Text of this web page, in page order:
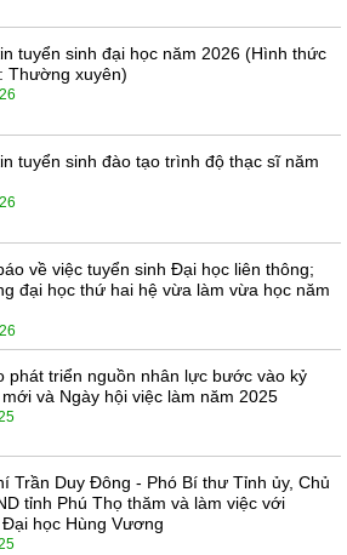
tuyển sinh đại học năm 2026 (Hình thức
Thường xuyên)
tuyển sinh đào tạo trình độ thạc sĩ năm
về việc tuyển sinh Đại học liên thông;
đại học thứ hai hệ vừa làm vừa học năm
phát triển nguồn nhân lực bước vào kỷ
và Ngày hội việc làm năm 2025
Trần Duy Đông - Phó Bí thư Tỉnh ủy, Chủ
tỉnh Phú Thọ thăm và làm việc với
học Hùng Vương